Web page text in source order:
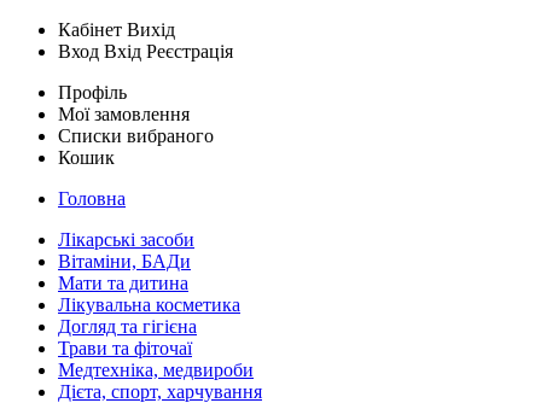
Кабінет Вихід
Вход Вхід Реєстрація
Профіль
Мої замовлення
Списки вибраного
Кошик
Головна
Лікарські засоби
Вітаміни, БАДи
Мати та дитина
Лікувальна косметика
Догляд та гігієна
Трави та фіточаї
Медтехніка, медвироби
Дієта, спорт, харчування